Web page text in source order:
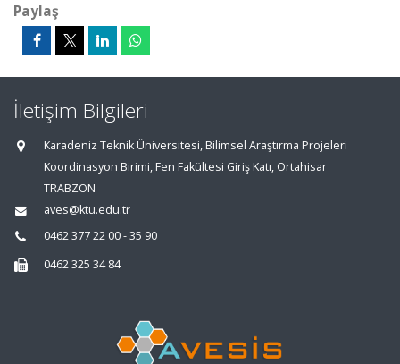
Paylaş
İletişim Bilgileri
Karadeniz Teknik Üniversitesi, Bilimsel Araştırma Projeleri
Koordinasyon Birimi, Fen Fakültesi Giriş Katı, Ortahisar
TRABZON
aves@ktu.edu.tr
0462 377 22 00 - 35 90
0462 325 34 84